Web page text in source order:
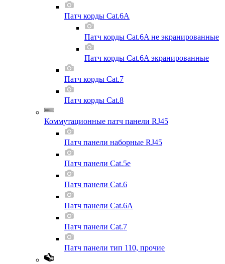
Патч корды Cat.6A
Патч корды Cat.6A не экранированные
Патч корды Cat.6A экранированные
Патч корды Cat.7
Патч корды Cat.8
Коммутационные патч панели RJ45
Патч панели наборные RJ45
Патч панели Cat.5e
Патч панели Cat.6
Патч панели Cat.6A
Патч панели Cat.7
Патч панели тип 110, прочие